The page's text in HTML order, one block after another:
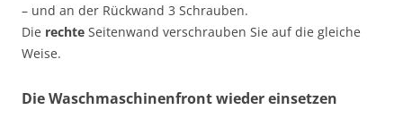
– und an der Rückwand 3 Schrauben.
Die rechte Seitenwand verschrauben Sie auf die gleiche
Weise.
Die Waschmaschinenfront wieder einsetzen